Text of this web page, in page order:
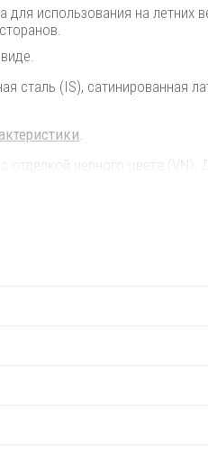
использования на летних
сталь (IS), сатинированная
.
отделкой черного цвета